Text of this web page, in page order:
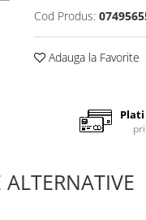
Cod Produs:
Adauga la Favorite
ALTERNATIVE